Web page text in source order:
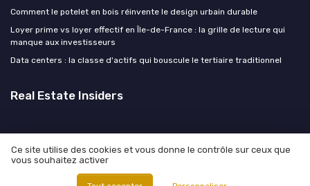
Comment le potelet en bois réinvente le design urbain durable
Loyer prime vs loyer effectif en Île-de-France : la grille de lecture qui
manque aux investisseurs
Data centers : la classe d'actifs qui bouscule le tertiaire traditionnel
Real Estate Insiders
Mentions légales
© Real Estate Insiders 2026
Ce site utilise des cookies et vous donne le contrôle sur ceux que
vous souhaitez activer